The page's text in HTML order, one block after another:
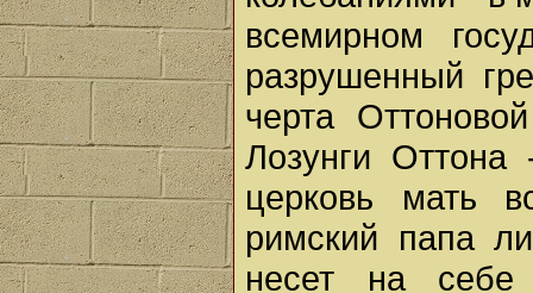
всемирном
разрушенный
черта
Лозунги
церковь мать
римский папа
несет на себе